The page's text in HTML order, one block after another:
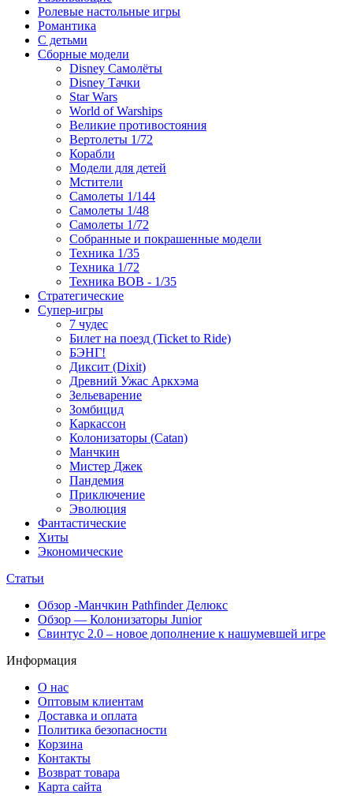
Ролевые настольные игры
Романтика
С детьми
Сборные модели
Disney Самолёты
Disney Тачки
Star Wars
World of Warships
Великие противостояния
Вертолеты 1/72
Корабли
Модели для детей
Мстители
Самолеты 1/144
Самолеты 1/48
Самолеты 1/72
Собранные и покрашенные модели
Техника 1/35
Техника 1/72
Техника ВОВ - 1/35
Стратегические
Супер-игры
7 чудес
Билет на поезд (Ticket to Ride)
БЭНГ!
Диксит (Dixit)
Древний Ужас Аркхэма
Зельеварение
Зомбицид
Каркассон
Колонизаторы (Catan)
Манчкин
Мистер Джек
Пандемия
Приключение
Эволюция
Фантастические
Хиты
Экономические
Статьи
Обзор -Манчкин Pathfinder Делюкс
Обзор — Колонизаторы Junior
Свинтус 2.0 – новое дополнение к нашумевшей игре
Информация
О нас
Оптовым клиентам
Доставка и оплата
Политика безопасности
Корзина
Контакты
Возврат товара
Карта сайта